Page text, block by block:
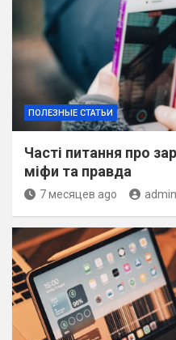
ПОЛЕЗНЫЕ СТАТЬИ
Часті питання про
міфи та правда
7 месяцев ago admin